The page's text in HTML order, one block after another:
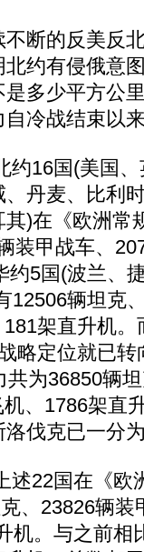
断的反美反
约有侵俄意
多少平方公
冷战结束以
16国(美国、
丹麦、比利
)在《欧洲常
装甲战车、
约5国(波兰、
12506辆坦克
架直升机
略定位就已
为36850辆
、1786架直
伐克已一分
22国在《欧
、23826辆装
机。与之前相